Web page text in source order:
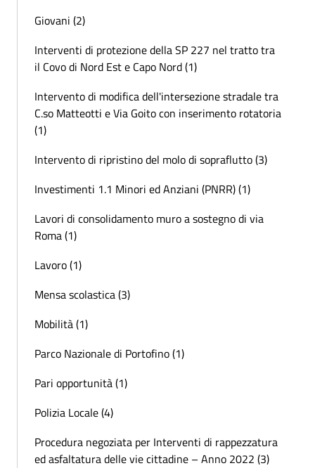
Giovani (2)
Interventi di protezione della SP 227 nel tratto tra
il Covo di Nord Est e Capo Nord (1)
Intervento di modifica dell'intersezione stradale tra
C.so Matteotti e Via Goito con inserimento rotatoria
(1)
Intervento di ripristino del molo di sopraflutto (3)
Investimenti 1.1 Minori ed Anziani (PNRR) (1)
Lavori di consolidamento muro a sostegno di via
Roma (1)
Lavoro (1)
Mensa scolastica (3)
Mobilità (1)
Parco Nazionale di Portofino (1)
Pari opportunità (1)
Polizia Locale (4)
Procedura negoziata per Interventi di rappezzatura
ed asfaltatura delle vie cittadine – Anno 2022 (3)